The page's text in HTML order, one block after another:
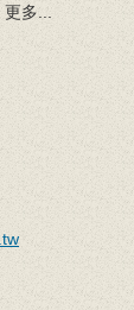
更多...